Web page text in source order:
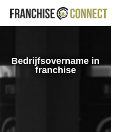
Bedrijfsovername in
franchise